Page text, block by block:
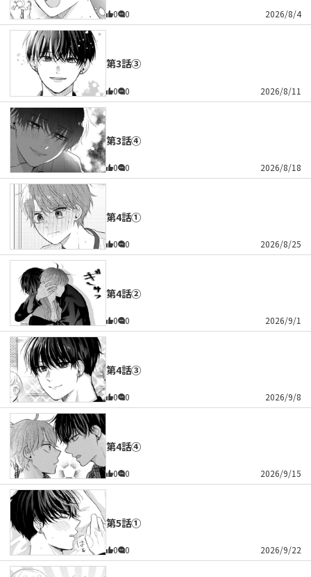
0 0 2026/8/4
第3話③
0 0 2026/8/11
第3話④
0 0 2026/8/18
第4話①
0 0 2026/8/25
第4話②
0 0 2026/9/1
第4話③
0 0 2026/9/8
第4話④
0 0 2026/9/15
第5話①
0 0 2026/9/22